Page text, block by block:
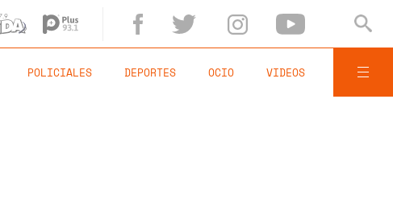
POLICIALES DEPORTES OCIO VIDEOS